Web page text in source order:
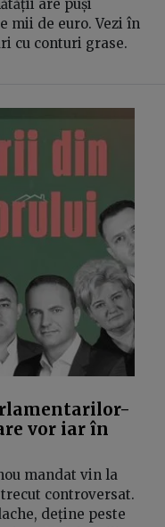
are puși
mii de euro. Vezi în
cu conturi grase.
vor iar în
mandat vin la
controversat.
deține peste